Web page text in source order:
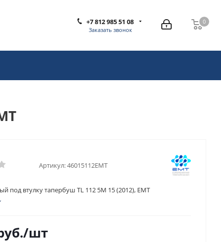
0
0
+7 812 985 51 08
Заказать звонок
Артикул:46015112EMT
под втулку тапербуш TL 112 5M 15 (2012), EMT
/шт